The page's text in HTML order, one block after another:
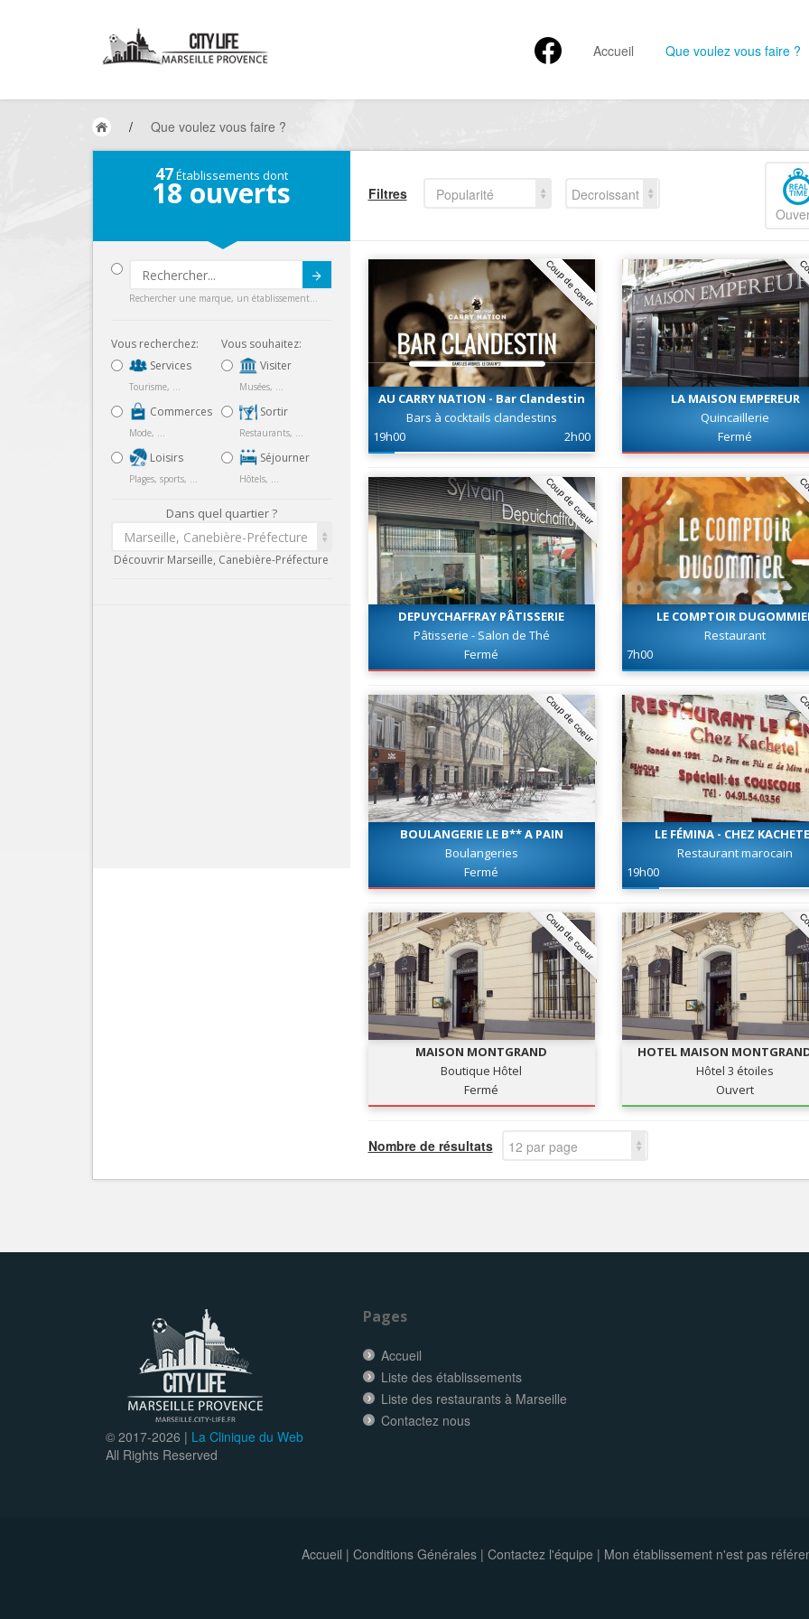
Accueil Que voulez vous faire ?
/ Que voulez vous faire ?
47Établissements dont
18 ouverts
Rechercher une marque, un établissement...
Vous recherchez:
Services
Tourisme, ...
Commerces
Mode, ...
Loisirs
Plages, sports, ...
Vous souhaitez:
Visiter
Musées, ...
Sortir
Restaurants, ...
Séjourner
Hôtels, ...
Dans quel quartier ?
Marseille, Canebière-Préfecture
Découvrir Marseille, Canebière-Préfecture
Filtres Popularité
Decroissant
Coup de coeur
AU CARRY NATION - Bar Clandestin
Bars à cocktails clandestins
19h00
2h00
LA MAISON EMPEREUR
Quincaillerie
Fermé
Coup de coeur
DEPUYCHAFFRAY PÂTISSERIE
Pâtisserie - Salon de Thé
Fermé
LE COMPTOIR
Restaurant
7h00
Coup de coeur
BOULANGERIE LE B** A PAIN
Boulangeries
Fermé
LE FÉMINA - CHEZ
Restaurant marocain
19h00
Coup de coeur
MAISON MONTGRAND
Boutique Hôtel
Fermé
HOTEL MAISON
Hôtel 3 étoiles
Ouvert
Nombre de résultats 12 par page
© 2017-2026 | La Clinique du Web
All Rights Reserved
Pages
Accueil
Liste des établissements
Liste des restaurants à Marseille
Contactez nous
Accueil | Conditions Générales| Contactez l'équipe | Mon établissement n'est pas